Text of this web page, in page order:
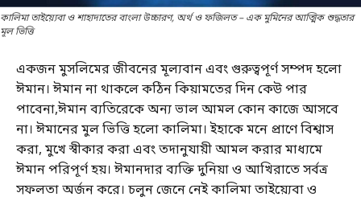
কালিমা তাইয়্যেবা ও শাহাদাতের বাংলা উচ্চারণ, অর্থ ও ফজিলত – এক মুমিনের আত্মিক শুদ্ধতার
মূল ভিত্তি
একজন মুসলিমের জীবনের মূল্যবান এবং গুরুত্বপূর্ণ সম্পদ হলো
ঈমান। ঈমান না থাকলে কঠিন কিয়ামতের দিন কেউ পার
পাবেনা,ঈমান ব্যতিরেকে অন্য ভাল আমল কোন কাজে আসবে
না। ঈমানের মুল ভিত্তি হলো কালিমা। ইহাকে মনে প্রাণে বিশ্বাস
করা, মুখে স্বীকার করা এবং তদানুযায়ী আমল করার মাধ্যমে
ঈমান পরিপূর্ণ হয়। ঈমানদার ব্যক্তি দুনিয়া ও আখিরাতে সর্বত্র
সফলতা অর্জন করে। চলুন জেনে নেই কালিমা তাইয়্যেবা ও